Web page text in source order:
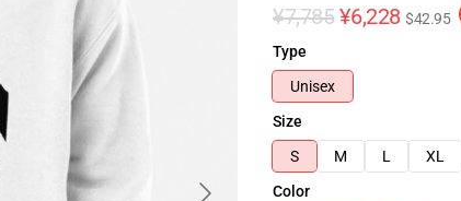
¥7,785 ¥6,228 $42.95
Type
Unisex
Size
S
M L XL
Color